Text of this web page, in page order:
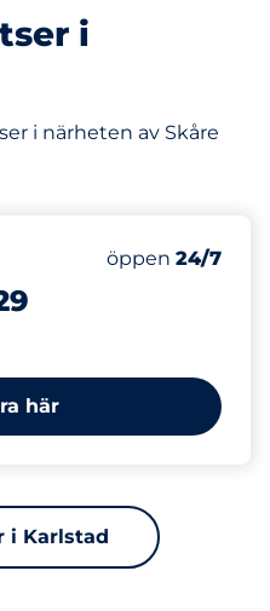
i
i närheten av Skåre
Antal
Totalt antal
Torsdag&nbsp
öppen 24/7
här
i Karlstad